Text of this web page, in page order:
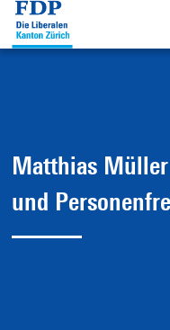
Matthias
und